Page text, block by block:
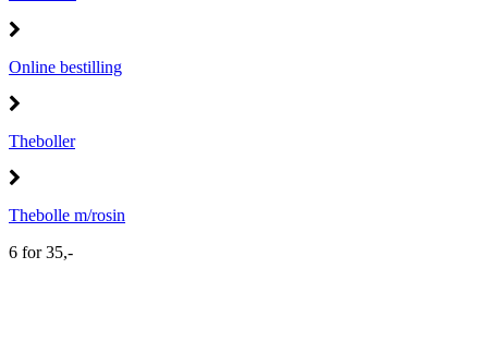
Online bestilling
Theboller
Thebolle m/rosin
6 for 35,-